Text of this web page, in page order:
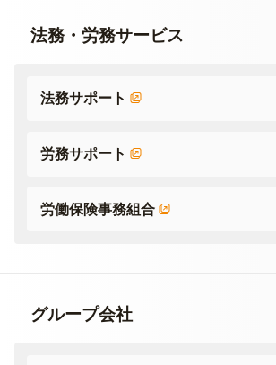
法務・労務サービス
法務サポート
労務サポート
労働保険事務組合
グループ会社